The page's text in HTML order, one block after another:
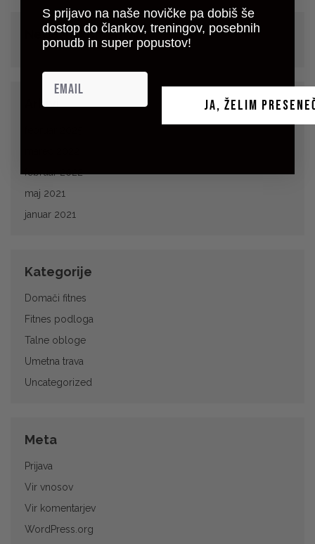
Nedavni komentarji
Arhivi
februar 2022
maj 2021
januar 2021
Kategorije
Domači fitnes
Fitnes podloga
Talne obloge
Umetna trava
Uncategorized
Meta
Prijava
Vir vnosov
Vir komentarjev
WordPress.org
Bergo Ultimate - Talne
plošče - 38 x 38 cm -
S prijavo na naše novičke pa dobiš še
dostop do člankov, treningov, posebnih
ponudb in super popustov!
JA, ŽELIM